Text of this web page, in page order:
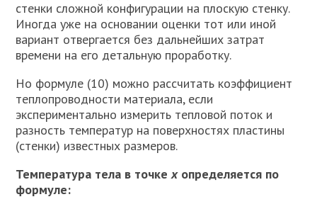
стенки сложной конфигурации на плоскую стенку.
Иногда уже на основании оценки тот или иной
вариант отвергается без дальней­ших затрат
времени на его детальную проработку.
Но формуле (10) можно рассчитать коэффициент
теплопроводности материа­ла, если
экспериментально измерить тепловой поток и
разность температур на поверхностях пластины
(стенки) извест­ных размеров.
Температура тела в точкехопределяется по
формуле: